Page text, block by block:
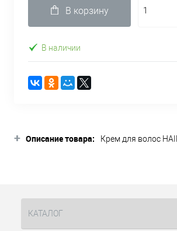
В корзину
В наличии
+ Описание товара:
Крем для волос
- потеря
КАТАЛОГ